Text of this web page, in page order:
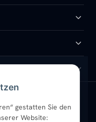
gestatten Sie den
Website: